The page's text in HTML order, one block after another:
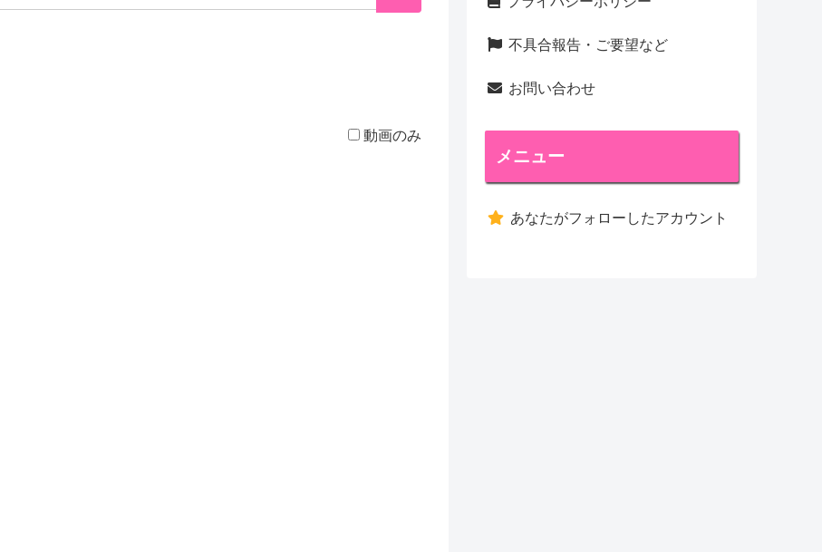
動画のみ
不具合報告・ご要望など
お問い合わせ
メニュー
あなたがフォローしたアカウント